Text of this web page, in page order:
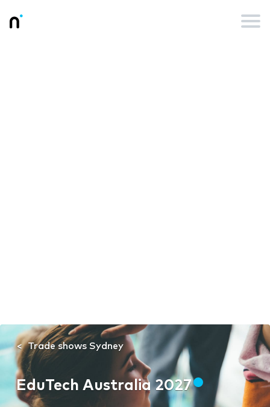
Trade shows Sydney
EduTech Australia 2027